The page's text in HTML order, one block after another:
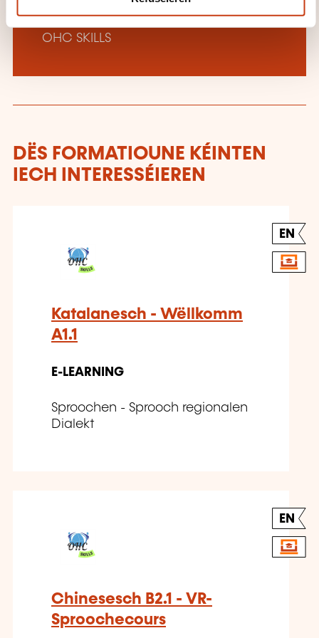
OHC SKILLS
DËS FORMATIOUNE KÉINTEN
IECH INTERESSÉIEREN
EN
Katalanesch - Wëllkomm
A1.1
E-LEARNING
Sproochen - Sprooch regionalen
Dialekt
EN
Chinesesch B2.1 - VR-
Sproochecours